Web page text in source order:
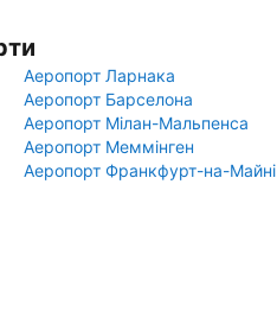
Аеропорт Ларнака
Аеропорт Барселона
Аеропорт Мілан-Мальпенса
Аеропорт Меммінген
Аеропорт Франкфурт-на-Майні